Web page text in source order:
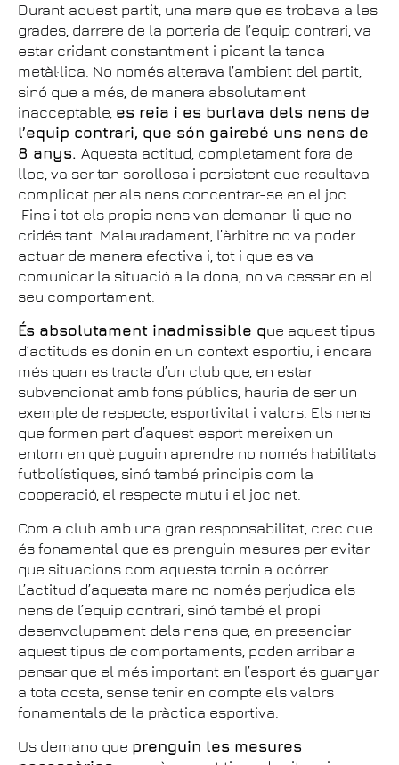
Durant aquest partit, una mare que es trobava a les
grades, darrere de la porteria de l’equip contrari, va
estar cridant constantment i picant la tanca
metàl·lica. No només alterava l’ambient del partit,
sinó que a més, de manera absolutament
inacceptable, es reia i es burlava dels nens de
l’equip contrari, que són gairebé uns nens de
8 anys. Aquesta actitud, completament fora de
lloc, va ser tan sorollosa i persistent que resultava
complicat per als nens concentrar-se en el joc.
Fins i tot els propis nens van demanar-li que no
cridés tant. Malauradament, l’àrbitre no va poder
actuar de manera efectiva i, tot i que es va
comunicar la situació a la dona, no va cessar en el
seu comportament.
És absolutament inadmissible que aquest tipus
d’actituds es donin en un context esportiu, i encara
més quan es tracta d’un club que, en estar
subvencionat amb fons públics, hauria de ser un
exemple de respecte, esportivitat i valors. Els nens
que formen part d’aquest esport mereixen un
entorn en què puguin aprendre no només habilitats
futbolístiques, sinó també principis com la
cooperació, el respecte mutu i el joc net.
Com a club amb una gran responsabilitat, crec que
és fonamental que es prenguin mesures per evitar
que situacions com aquesta tornin a ocórrer.
L’actitud d’aquesta mare no només perjudica els
nens de l’equip contrari, sinó també el propi
desenvolupament dels nens que, en presenciar
aquest tipus de comportaments, poden arribar a
pensar que el més important en l’esport és guanyar
a tota costa, sense tenir en compte els valors
fonamentals de la pràctica esportiva.
Us demano que prenguin les mesures